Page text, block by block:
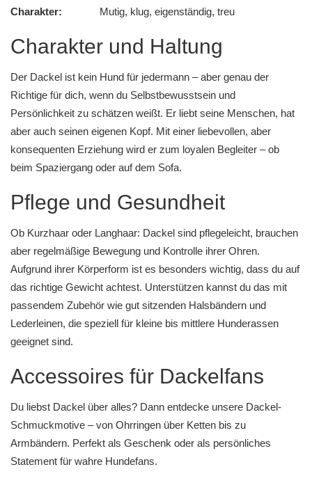
Charakter:
Mutig, klug, eigenständig, treu
Charakter und Haltung
Der Dackel ist kein Hund für jedermann – aber genau der
Richtige für dich, wenn du Selbstbewusstsein und
Persönlichkeit zu schätzen weißt. Er liebt seine Menschen, hat
aber auch seinen eigenen Kopf. Mit einer liebevollen, aber
konsequenten Erziehung wird er zum loyalen Begleiter – ob
beim Spaziergang oder auf dem Sofa.
Pflege und Gesundheit
Ob Kurzhaar oder Langhaar: Dackel sind pflegeleicht, brauchen
aber regelmäßige Bewegung und Kontrolle ihrer Ohren.
Aufgrund ihrer Körperform ist es besonders wichtig, dass du auf
das richtige Gewicht achtest. Unterstützen kannst du das mit
passendem Zubehör wie gut sitzenden Halsbändern und
Lederleinen, die speziell für kleine bis mittlere Hunderassen
geeignet sind.
Accessoires für Dackelfans
Du liebst Dackel über alles? Dann entdecke unsere Dackel-
Schmuckmotive – von Ohrringen über Ketten bis zu
Armbändern. Perfekt als Geschenk oder als persönliches
Statement für wahre Hundefans.